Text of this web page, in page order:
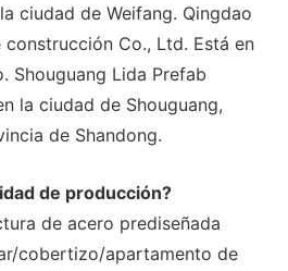
ciudad de Weifang. Qingdao
Co., Ltd. Está en
Shouguang Lida Prefab
la ciudad de Shouguang,
de Shandong.
de producción?
de acero prediseñada
cobertizo/apartamento de